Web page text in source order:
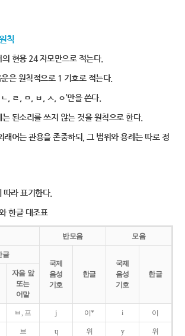
칙
현용 24 자모만으로 적는다.
은 원칙적으로 1 기호로 적는다.
, ㄹ, ㅁ, ㅂ, ㅅ, ㅇ’만을 쓴다.
된소리를 쓰지 않는 것을 원칙으로 한다.
래어는 관용을 존중하되, 그 범위와 용례는 따로 정
라 표기한다.
한글 대조표
반모음 모음
글
국제
음성
기호
한글
국제
음성
기호
한글
자음 앞
또는
어말
ㅂ, 프 j 이* i 이
브 ɥ 위 y 위